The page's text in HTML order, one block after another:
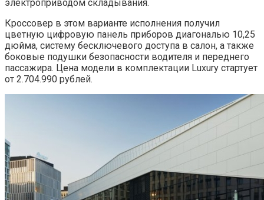
электроприводом складывания.
Кроссовер в этом варианте исполнения получил
цветную цифровую панель приборов диагональю 10,25
дюйма, систему бесключевого доступа в салон, а также
боковые подушки безопасности водителя и переднего
пассажира. Цена модели в комплектации Luxury стартует
от 2.704.990 рублей.